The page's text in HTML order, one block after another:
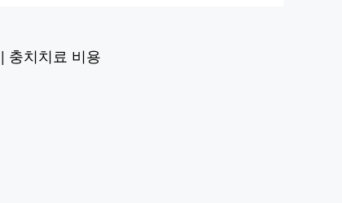
충치치료 비용